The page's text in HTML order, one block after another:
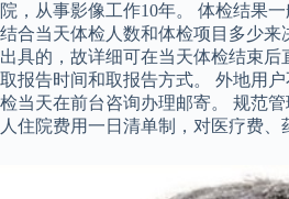
院，从事影像工作10年。 体检结果
结合当天体检人数和体检项目多少
出具的，故详细可在当天体检结束
取报告时间和取报告方式。 外地用
检当天在前台咨询办理邮寄。 规范
人住院费用一日清单制，对医疗费、